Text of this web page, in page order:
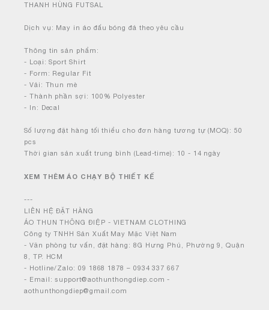
THANH HÙNG FUTSAL
Dịch vụ: May in áo đấu bóng đá theo yêu cầu
Thông tin sản phẩm:
- Loại: Sport Shirt
- Form: Regular Fit
- Vải: Thun mè
- Thành phần sợi: 100% Polyester
- In: Decal
Số lượng đặt hàng tối thiểu cho đơn hàng tương tự (MOQ): 50
pcs
Thời gian sản xuất trung bình (Lead-time): 10 - 14 ngày
XEM THÊM ÁO CHẠY BỘ THIẾT KẾ
---
LIÊN HỆ ĐẶT HÀNG
ÁO THUN THÔNG ĐIỆP - VIETNAM CLOTHING
Công ty TNHH Sản Xuất May Mặc Việt Nam
- Văn phòng tư vấn, đặt hàng: 8G Hưng Phú, Phường 9, Quận
8, TP. HCM
- Hotline/Zalo: 09 1868 1878 – 0934 337 667
- Email: support@aothunthongdiep.com -
aothunthongdiep@gmail.com